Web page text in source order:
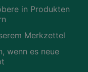
in Produkten
Merkzettel
wenn es neue